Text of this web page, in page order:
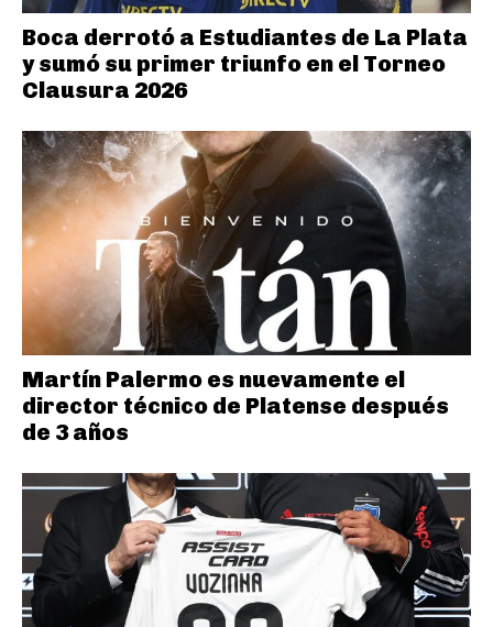
Boca derrotó a Estudiantes de La Plata
y sumó su primer triunfo en el Torneo
Clausura 2026
Martín Palermo es nuevamente el
director técnico de Platense después
de 3 años